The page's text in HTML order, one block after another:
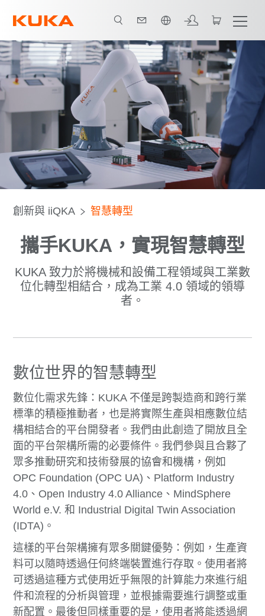
智慧轉型 廠房與邊緣閘道 網路上的雲端計算層
創新與 iiQKA 智慧轉型
攜手KUKA，實現智慧轉型
KUKA 致力於將機械和設備工程領域與工業數
位化轉型相結合，成為工業 4.0 領域的領導
者。
數位世界的智慧轉型
數位化需求先鋒：KUKA 不僅是跨製造商和跨行業
標準的積極推動者，也是將實際生產與相應數位結
構相結合的平台開發者。我們由此創造了開放且全
面的平台架構所需的必要條件。我們參與且合夥了
眾多推動研究和技術發展的協會和機構，例如
OPC Foundation (OPC UA)、Platform Industry
4.0、Open Industry 4.0 Alliance、MindSphere
World e.V. 和 Industrial Digital Twin Association
(IDTA)。
這樣的平台架構擁有眾多關鍵優勢：例如，生產資
料可以隨時透過任何終端裝置進行存取。使用者將
可透過這種方式使用近乎無限的計算能力來進行組
件和流程的分析與管理，並根據需要進行調整或重
新配置。最後但同樣重要的是，使用者將能透過網